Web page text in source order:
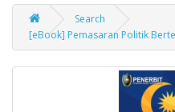
Search
[eBook] Pemasaran Politik